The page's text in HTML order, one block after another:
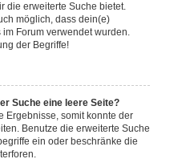
die erweiterte Suche bietet.
möglich, dass dein(e)
Forum verwendet wurden.
der Begriffe!
Suche eine leere Seite?
Ergebnisse, somit konnte der
Benutze die erweiterte Suche
ein oder beschränke die